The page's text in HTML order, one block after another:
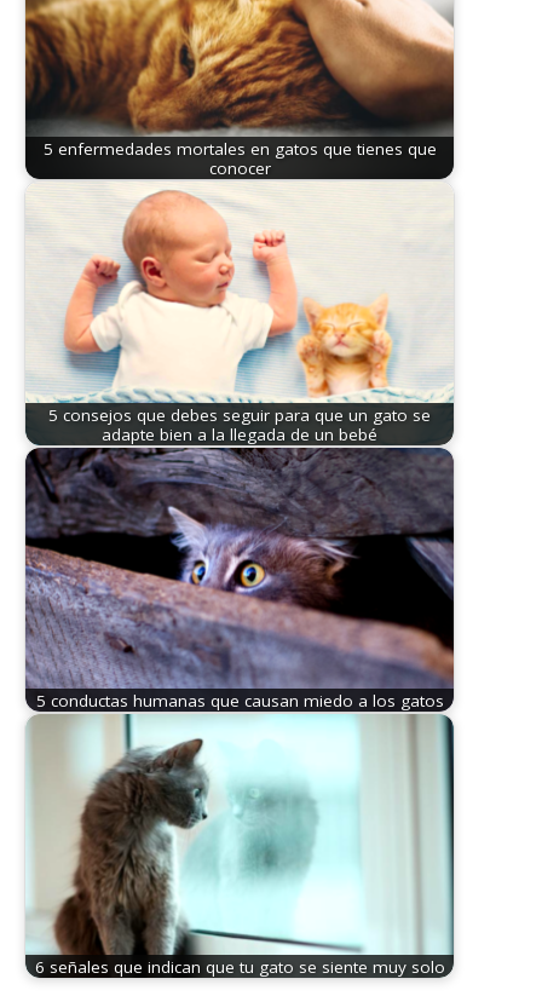
5 enfermedades mortales en gatos que tienes que
conocer
5 consejos que debes seguir para que un gato se
adapte bien a la llegada de un bebé
5 conductas humanas que causan miedo a los gatos
6 señales que indican que tu gato se siente muy solo